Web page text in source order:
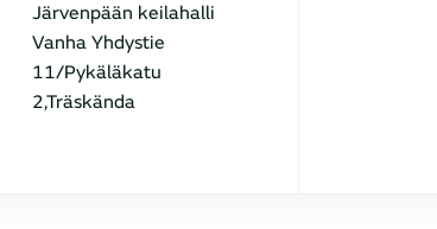
Järvenpään keilahalli
Vanha Yhdystie
11/Pykäläkatu
2,Träskända